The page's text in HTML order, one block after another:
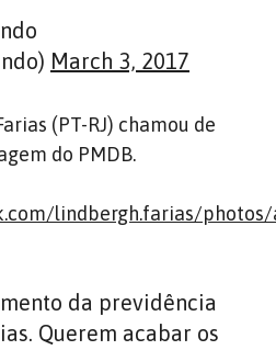
March 3, 2017
(PT-RJ) chamou de
do PMDB.
lindbergh.farias/photos/
da previdência
Querem acabar os